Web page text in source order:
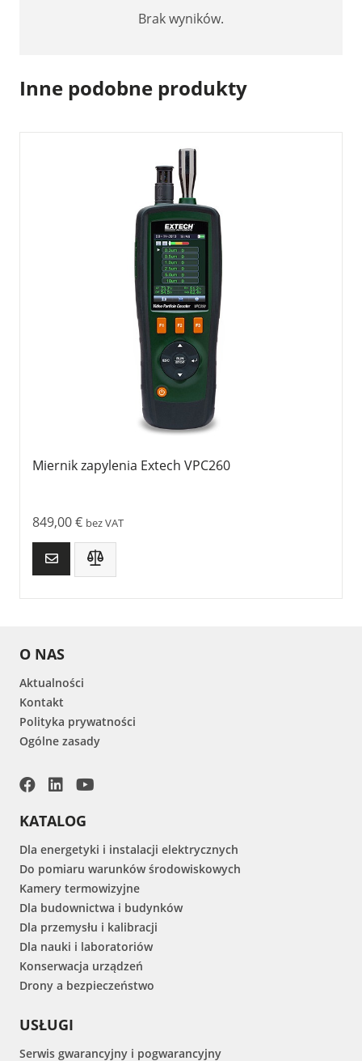
Brak wyników.
Inne podobne produkty
Miernik zapylenia Extech VPC260
849,00€ bez VAT
O NAS
Aktualności
Kontakt
Polityka prywatności
Ogólne zasady
KATALOG
Dla energetyki i instalacji elektrycznych
Do pomiaru warunków środowiskowych
Kamery termowizyjne
Dla budownictwa i budynków
Dla przemysłu i kalibracji
Dla nauki i laboratoriów
Konserwacja urządzeń
Drony a bezpieczeństwo
USŁUGI
Serwis gwarancyjny i pogwarancyjny